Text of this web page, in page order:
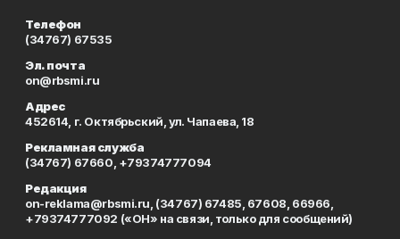
Телефон
(34767) 67535
Эл. почта
on@rbsmi.ru
Адрес
452614, г. Октябрьский, ул. Чапаева, 18
Рекламная служба
(34767) 67660, +79374777094
Редакция
on-reklama@rbsmi.ru, (34767) 67485, 67608, 66966,
+79374777092 («ОН» на связи, только для сообщений)